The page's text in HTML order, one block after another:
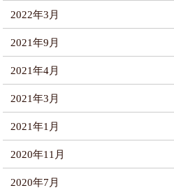
2022年3月
2021年9月
2021年4月
2021年3月
2021年1月
2020年11月
2020年7月